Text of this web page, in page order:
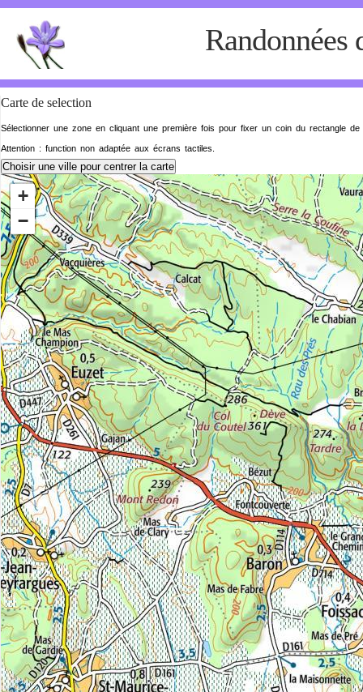
Randonnées
Carte de selection
Sélectionner une zone en cliquant une première fois pour fixer un coin du rectangle
Attention : function non adaptée aux écrans tactiles.
Choisir une ville pour centrer la carte
+
−